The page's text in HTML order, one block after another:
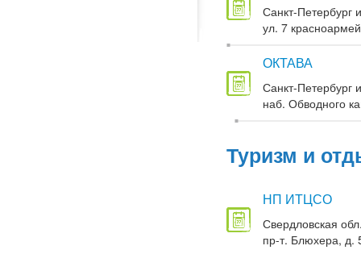
Санкт-Петербург
ул. 7
ОКТАВА
Санкт-Петербург
наб. Обводного
Туризм и
НП ИТЦСО
Свердловская
пр-т. Блюхера, д.